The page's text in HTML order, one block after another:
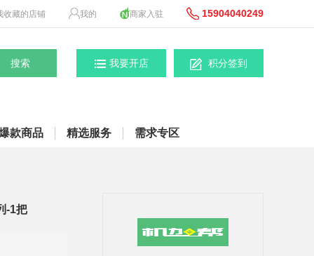
收藏的店铺 我的 商家入驻 15904040249
我要开店 积分签到
款商品 精选服务 需求专区
-1把